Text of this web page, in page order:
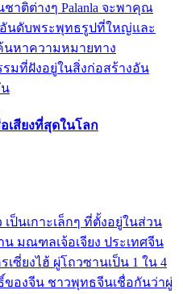
ติต่างๆ Palanla จะพาคุณ
อันดับพระพุทธรูปที่ใหญ่และ
นหาความหมายทาง
มที่ฝังอยู่ในสิ่งก่อสร้างอัน
เสียงที่สุดในโลก
ป็นเกาะเล็กๆ ที่ตั้งอยู่ในส่วน
มณฑลเจ้อเจียง ประเทศจีน
ซี่ยงไฮ้ ผู่โถวซานเป็น 1 ใน 4
องจีน ชาวพุทธจีนเชื่อกันว่าผู่